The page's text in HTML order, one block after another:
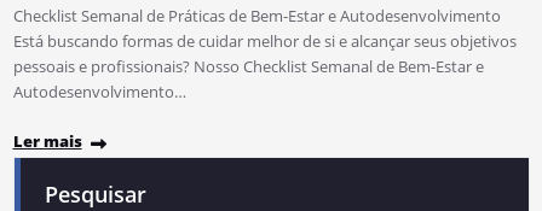
Checklist Semanal de Práticas de Bem-Estar e Autodesenvolvimento
Está buscando formas de cuidar melhor de si e alcançar seus objetivos
pessoais e profissionais? Nosso Checklist Semanal de Bem-Estar e
Autodesenvolvimento…
Ler mais
Pesquisar